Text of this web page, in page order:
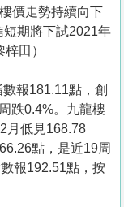
價走勢持續向下
期將下試2021年
田）
報181.11點，創
跌0.4%。九龍樓
月低見168.78
點，是近19周
報192.51點，按